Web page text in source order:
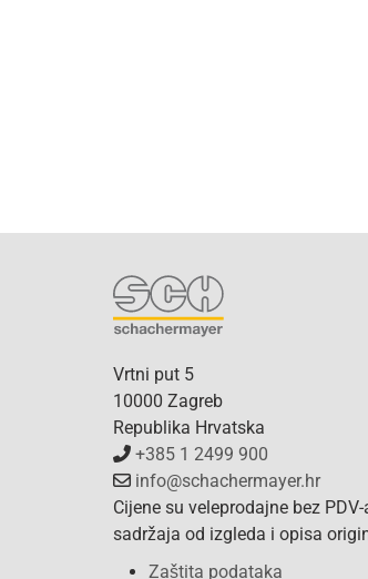
Vrtni put 5
10000 Zagreb
Republika Hrvatska
+385 1 2499 900
info@schachermayer.hr
Cijene su veleprodajne bez
sadržaja od izgleda i opisa
Zaštita podataka